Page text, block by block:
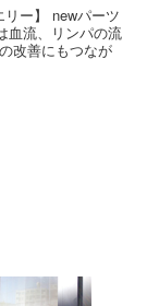
ー】 newパーツ
血流、リンパの流
改善にもつなが